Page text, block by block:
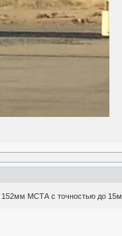
МСТА с точностью до 15м.